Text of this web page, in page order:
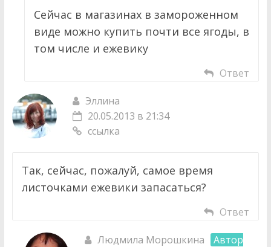
Сейчас в магазинах в замороженном
виде можно купить почти все ягоды, в
том числе и ежевику
Ответ
Эллина
20.05.2013 в 21:34
ссылка
Так, сейчас, пожалуй, самое время
листочками ежевики запасаться?
Ответ
Людмила Морошкина
Автор